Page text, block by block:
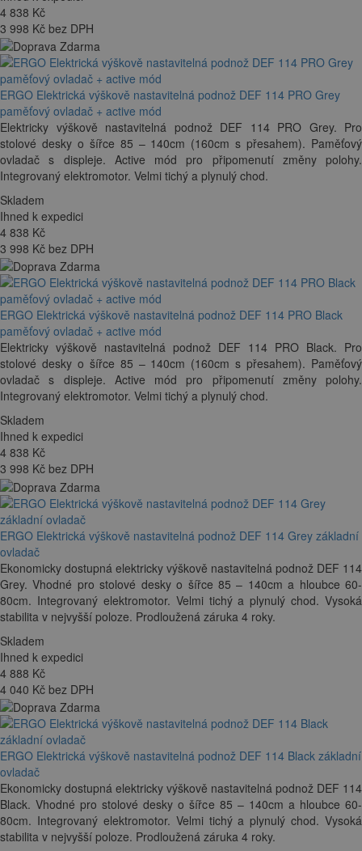
4 838 Kč
3 998 Kč bez DPH
ERGO Elektrická výškově nastavitelná podnož DEF 114 PRO Grey
paměťový ovladač + active mód
Elektricky výškově nastavitelná podnož DEF 114 PRO Grey. Pro
stolové desky o šířce 85 – 140cm (160cm s přesahem). Paměťový
ovladač s displeje. Active mód pro připomenutí změny polohy.
Integrovaný elektromotor. Velmi tichý a plynulý chod.
Skladem
Ihned k expedici
4 838 Kč
3 998 Kč bez DPH
ERGO Elektrická výškově nastavitelná podnož DEF 114 PRO Black
paměťový ovladač + active mód
Elektricky výškově nastavitelná podnož DEF 114 PRO Black. Pro
stolové desky o šířce 85 – 140cm (160cm s přesahem). Paměťový
ovladač s displeje. Active mód pro připomenutí změny polohy.
Integrovaný elektromotor. Velmi tichý a plynulý chod.
Skladem
Ihned k expedici
4 838 Kč
3 998 Kč bez DPH
ERGO Elektrická výškově nastavitelná podnož DEF 114 Grey základní
ovladač
Ekonomicky dostupná elektricky výškově nastavitelná podnož DEF 114
Grey. Vhodné pro stolové desky o šířce 85 – 140cm a hloubce 60-
80cm. Integrovaný elektromotor. Velmi tichý a plynulý chod. Vysoká
stabilita v nejvyšší poloze. Prodloužená záruka 4 roky.
Skladem
Ihned k expedici
4 888 Kč
4 040 Kč bez DPH
ERGO Elektrická výškově nastavitelná podnož DEF 114 Black základní
ovladač
Ekonomicky dostupná elektricky výškově nastavitelná podnož DEF 114
Black. Vhodné pro stolové desky o šířce 85 – 140cm a hloubce 60-
80cm. Integrovaný elektromotor. Velmi tichý a plynulý chod. Vysoká
stabilita v nejvyšší poloze. Prodloužená záruka 4 roky.